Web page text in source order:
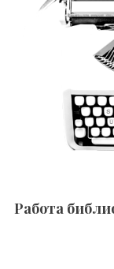
Работа